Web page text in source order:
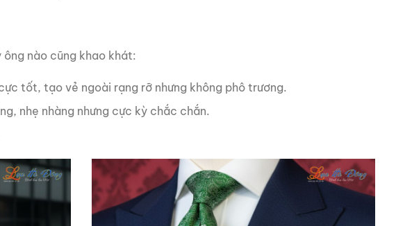
nào cũng khao khát:
tốt, tạo vẻ ngoài rạng rỡ nhưng không phô trương.
nhẹ nhàng nhưng cực kỳ chắc chắn.